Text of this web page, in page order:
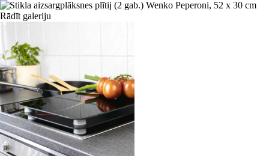
Rādīt galeriju